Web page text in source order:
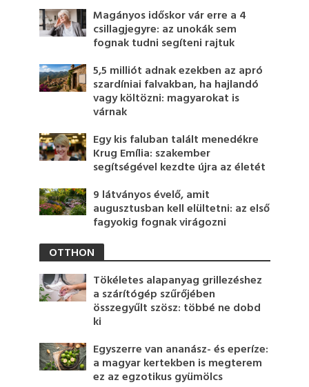
Magányos időskor vár erre a 4
csillagjegyre: az unokák sem
fognak tudni segíteni rajtuk
5,5 milliót adnak ezekben az apró
szardíniai falvakban, ha hajlandó
vagy költözni: magyarokat is
várnak
Egy kis faluban talált menedékre
Krug Emília: szakember
segítségével kezdte újra az életét
9 látványos évelő, amit
augusztusban kell elültetni: az első
fagyokig fognak virágozni
OTTHON
Tökéletes alapanyag grillezéshez
a szárítógép szűrőjében
összegyűlt szösz: többé ne dobd
ki
Egyszerre van ananász- és eperíze:
a magyar kertekben is megterem
ez az egzotikus gyümölcs